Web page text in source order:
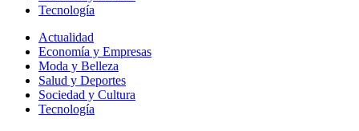
Tecnología
Actualidad
Economía y Empresas
Moda y Belleza
Salud y Deportes
Sociedad y Cultura
Tecnología